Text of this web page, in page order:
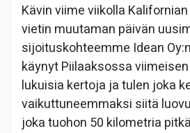
Kävin viime viikolla
vietin muutaman päivän
sijoituskohteemme Idean
käynyt Piilaaksossa
lukuisia kertoja ja tulen joka
vaikuttuneemmaksi siitä
joka tuohon 50 kilometria